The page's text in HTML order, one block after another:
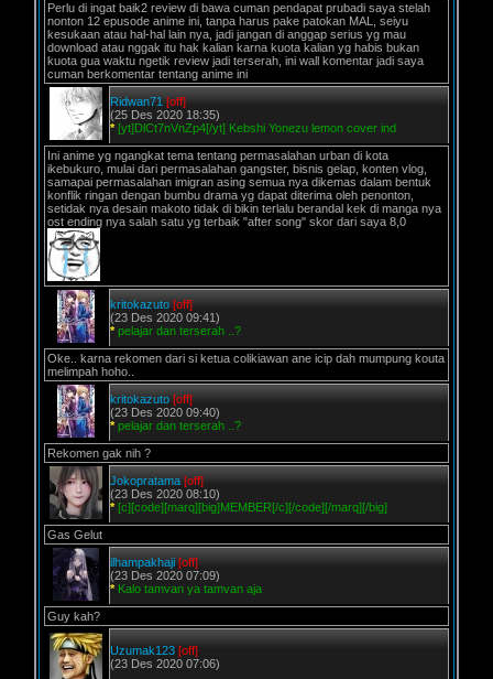
Perlu di ingat baik2 review di bawa cuman pendapat prubadi saya stelah
nonton 12 epusode anime ini, tanpa harus pake patokan MAL, seiyu
kesukaan atau hal-hal lain nya, jadi jangan di anggap serius yg mau
download atau nggak itu hak kalian karna kuota kalian yg habis bukan
kuota gua waktu ngetik review jadi terserah, ini wall komentar jadi saya
cuman berkomentar tentang anime ini
Ridwan71 [off]
(25 Des 2020 18:35)
* [yt]DlCt7nVnZp4[/yt] Kebshi Yonezu lemon cover ind
Ini anime yg ngangkat tema tentang permasalahan urban di kota
ikebukuro, mulai dari permasalahan gangster, bisnis gelap, konten vlog,
samapai permasalahan imigran asing semua nya dikemas dalam bentuk
konflik ringan dengan bumbu drama yg dapat diterima oleh penonton,
setidak nya desain makoto tidak di bikin terlalu berandal kek di manga nya
ost ending nya salah satu yg terbaik "after song" skor dari saya 8,0
kritokazuto [off]
(23 Des 2020 09:41)
* pelajar dan terserah ..?
Oke.. karna rekomen dari si ketua colikiawan ane icip dah mumpung kouta
melimpah hoho..
kritokazuto [off]
(23 Des 2020 09:40)
* pelajar dan terserah ..?
Rekomen gak nih ?
Jokopratama [off]
(23 Des 2020 08:10)
* [c][code][marq][big]MEMBER[/c][/code][/marq][/big]
Gas Gelut
ilhampakhaji [off]
(23 Des 2020 07:09)
* Kalo tamvan ya tamvan aja
Guy kah?
Uzumak123 [off]
(23 Des 2020 07:06)